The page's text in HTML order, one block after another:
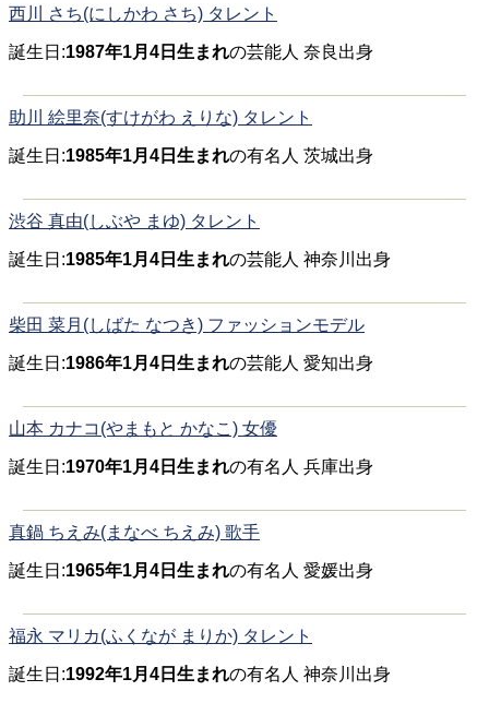
西川 さち(にしかわ さち) タレント
誕生日:1987年1月4日生まれの芸能人 奈良出身
助川 絵里奈(すけがわ えりな) タレント
誕生日:1985年1月4日生まれの有名人 茨城出身
渋谷 真由(しぶや まゆ) タレント
誕生日:1985年1月4日生まれの芸能人 神奈川出身
柴田 菜月(しばた なつき) ファッションモデル
誕生日:1986年1月4日生まれの芸能人 愛知出身
山本 カナコ(やまもと かなこ) 女優
誕生日:1970年1月4日生まれの有名人 兵庫出身
真鍋 ちえみ(まなべ ちえみ) 歌手
誕生日:1965年1月4日生まれの有名人 愛媛出身
福永 マリカ(ふくなが まりか) タレント
誕生日:1992年1月4日生まれの有名人 神奈川出身